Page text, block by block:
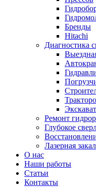
Бренды
Hitachi
Диагностика
Ремонт
Глубокое
Лазерная
О нас
Наши работы
Статьи
Контакты